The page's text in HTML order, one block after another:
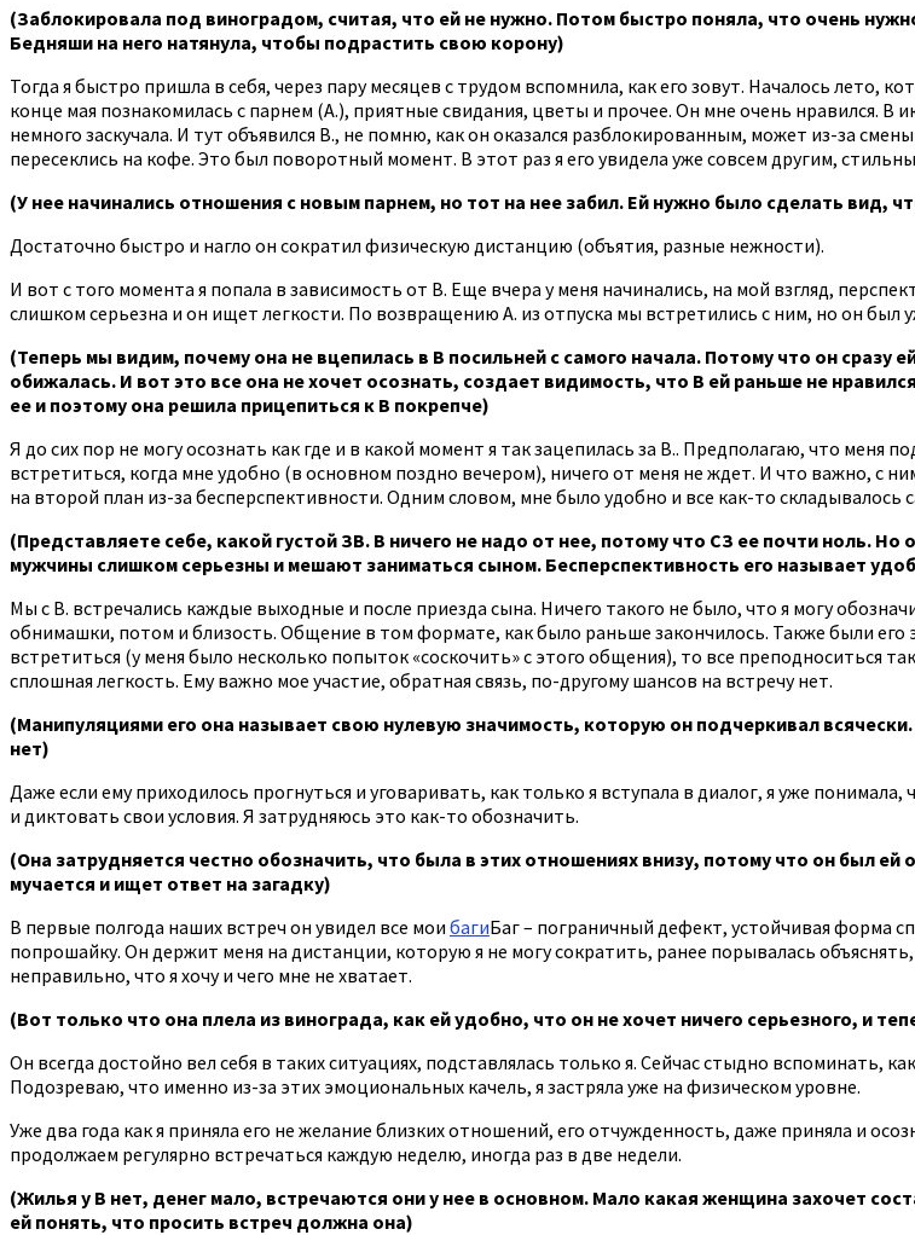
(Заблокировала под виноградом, считая, что ей не нужно. Потом быстро поняла, что очень
Бедняши на него натянула, чтобы подрастить свою корону)
Тогда я быстро пришла в себя, через пару месяцев с трудом вспомнила, как его зовут. Началось лето,
конце мая познакомилась с парнем (А.), приятные свидания, цветы и прочее. Он мне очень нравился. В
немного заскучала. И тут объявился В., не помню, как он оказался разблокированным, может из-за
пересеклись на кофе. Это был поворотный момент. В этот раз я его увидела уже совсем другим,
(У нее начинались отношения с новым парнем, но тот на нее забил. Ей нужно было сделать вид,
Достаточно быстро и нагло он сократил физическую дистанцию (объятия, разные нежности).
И вот с того момента я попала в зависимость от В. Еще вчера у меня начинались, на мой взгляд,
слишком серьезна и он ищет легкости. По возвращению А. из отпуска мы встретились с ним, но он был
(Теперь мы видим, почему она не вцепилась в В посильней с самого начала. Потому что он сразу
обижалась. И вот это все она не хочет осознать, создает видимость, что В ей раньше не
ее и поэтому она решила прицепиться к В покрепче)
Я до сих пор не могу осознать как где и в какой момент я так зацепилась за В.. Предполагаю, что меня
встретиться, когда мне удобно (в основном поздно вечером), ничего от меня не ждет. И что важно, с
на второй план из-за бесперспективности. Одним словом, мне было удобно и все как-то складывалось
(Представляете себе, какой густой ЗВ. В ничего не надо от нее, потому что СЗ ее почти ноль.
мужчины слишком серьезны и мешают заниматься сыном. Бесперспективность его называет
Мы с В. встречались каждые выходные и после приезда сына. Ничего такого не было, что я могу
обнимашки, потом и близость. Общение в том формате, как было раньше закончилось. Также были его
встретиться (у меня было несколько попыток «соскочить» с этого общения), то все преподноситься
сплошная легкость. Ему важно мое участие, обратная связь, по-другому шансов на встречу нет.
(Манипуляциями его она называет свою нулевую значимость, которую он подчеркивал
нет)
Даже если ему приходилось прогнуться и уговаривать, как только я вступала в диалог, я уже
и диктовать свои условия. Я затрудняюсь это как-то обозначить.
(Она затрудняется честно обозначить, что была в этих отношениях внизу, потому что он был
мучается и ищет ответ на загадку)
В первые полгода наших встреч он увидел все мои багиБаг – пограничный дефект, устойчивая форма
попрошайку. Он держит меня на дистанции, которую я не могу сократить, ранее порывалась
неправильно, что я хочу и чего мне не хватает.
(Вот только что она плела из винограда, как ей удобно, что он не хочет ничего серьезного, и
Он всегда достойно вел себя в таких ситуациях, подставлялась только я. Сейчас стыдно
Подозреваю, что именно из-за этих эмоциональных качель, я застряла уже на физическом уровне.
Уже два года как я приняла его не желание близких отношений, его отчужденность, даже приняла и
продолжаем регулярно встречаться каждую неделю, иногда раз в две недели.
(Жилья у В нет, денег мало, встречаются они у нее в основном. Мало какая женщина захочет
ей понять, что просить встреч должна она)